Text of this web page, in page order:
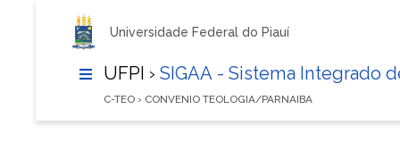
Universidade Federal do Piauí
UFPI › SIGAA - Sistema Integrado
C-TEO › CONVENIO TEOLOGIA/PARNAIBA